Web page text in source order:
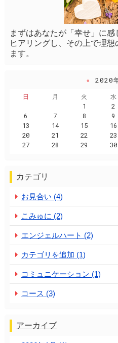
まずはあなたが「幸せ」に
ヒアリングし、その上で理
ます。
« 2020
日
月 火 水
1
2
6
7 8 9
13
14 15 16
20
21 22 23
27
28 29 30
カテゴリ
お見合い (4)
こみゅに (2)
エンジェルハート (2)
カテゴリを追加 (1)
コミュニケーション (1)
コース (3)
アーカイブ